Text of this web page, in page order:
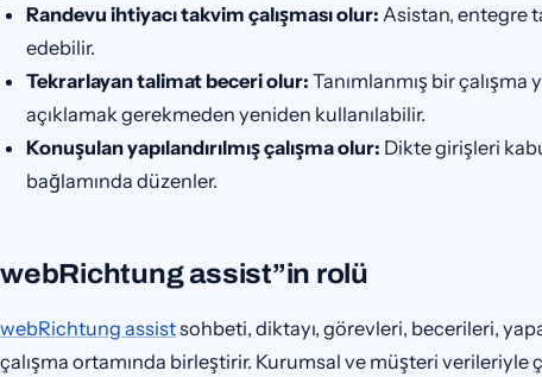
Randevu ihtiyacı takvim çalışması olur: Asistan, entegre
edebilir.
Tekrarlayan talimat beceri olur: Tanımlanmış bir
açıklamak gerekmeden yeniden kullanılabilir.
Konuşulan yapılandırılmış çalışma olur: Dikte girişleri
bağlamında düzenler.
webRichtung assist”in rolü
webRichtung assistsohbeti, diktayı, görevleri, becerileri,
çalışma ortamında birleştirir. Kurumsal ve müşteri verileriyle